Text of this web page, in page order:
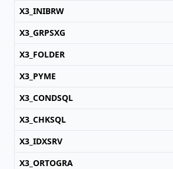
X3_INIBRW
X3_GRPSXG
X3_FOLDER
X3_PYME
X3_CONDSQL
X3_CHKSQL
X3_IDXSRV
X3_ORTOGRA